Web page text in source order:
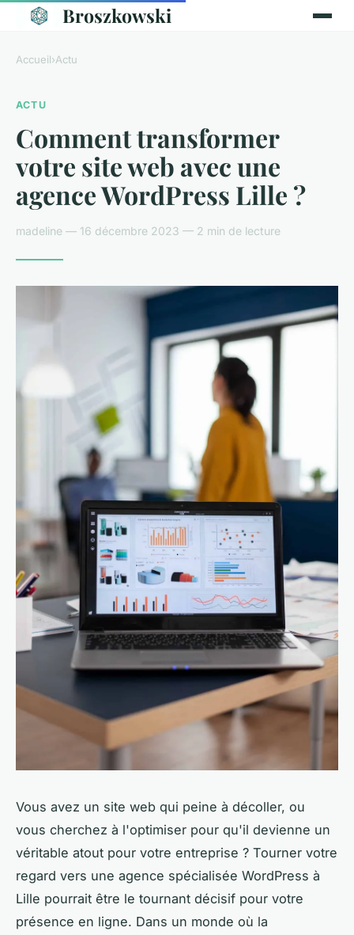
Broszkowski
Accueil›Actu
ACTU
Comment transformer
votre site web avec une
agence WordPress Lille ?
madeline — 16 décembre 2023 — 2 min de lecture
Vous avez un site web qui peine à décoller, ou
vous cherchez à l'optimiser pour qu'il devienne un
véritable atout pour votre entreprise ? Tourner votre
regard vers une agence spécialisée WordPress à
Lille pourrait être le tournant décisif pour votre
présence en ligne. Dans un monde où la